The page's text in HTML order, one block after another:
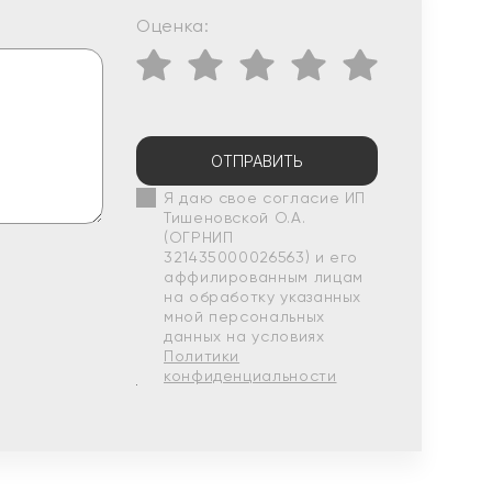
Оценка:
ОТПРАВИТЬ
Я даю свое согласие ИП
Тишеновской О.А.
(ОГРНИП
321435000026563) и его
аффилированным лицам
на обработку указанных
мной персональных
данных на условиях
Политики
конфиденциальности